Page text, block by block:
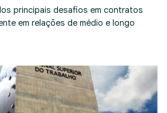
principais desafios em contratos
em relações de médio e longo